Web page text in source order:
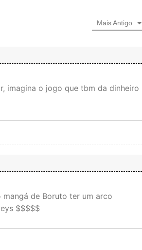
Mais Antigo
imagina o jogo que tbm da dinheiro
de Boruto ter um arco
$$$$$